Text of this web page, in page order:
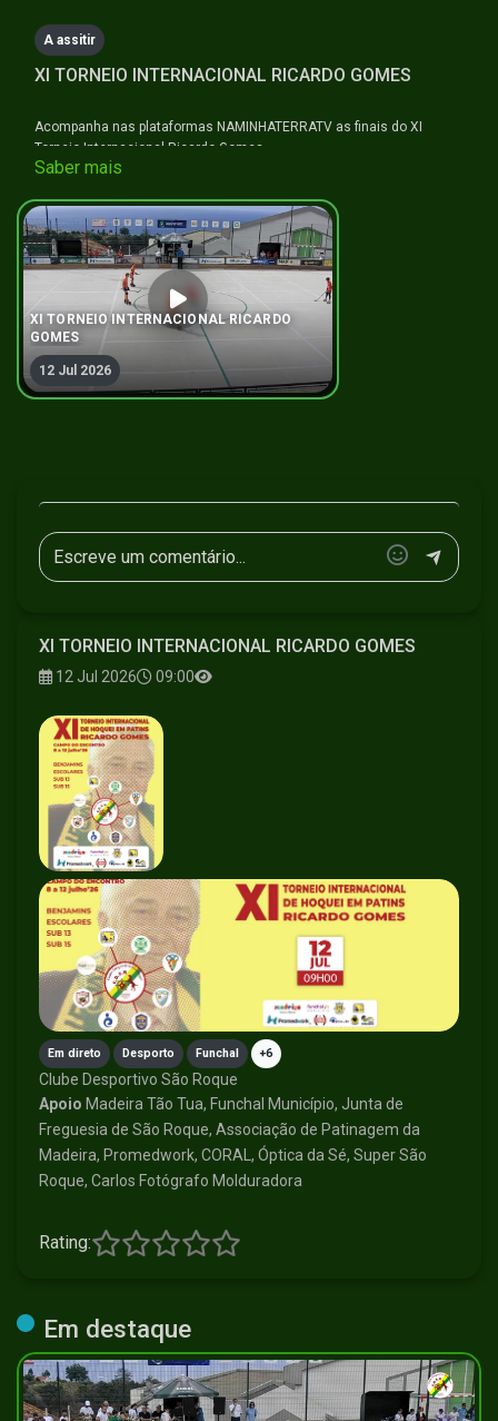
A assitir
XI TORNEIO INTERNACIONAL RICARDO GOMES
Acompanha nas plataformas NAMINHATERRATV as finais do XI
Torneio Internacional Ricardo Gomes.
#hóqueiempatins #naminhaterratv
Saber mais
XI TORNEIO INTERNACIONAL RICARDO
GOMES
12 Jul 2026
XI TORNEIO INTERNACIONAL RICARDO GOMES
12 Jul 2026 09:00
Em direto Desporto Funchal +6
Clube Desportivo São Roque
Apoio Madeira Tão Tua, Funchal Município, Junta de
Freguesia de São Roque, Associação de Patinagem da
Madeira, Promedwork, CORAL, Óptica da Sé, Super São
Roque, Carlos Fotógrafo Molduradora
Rating:
Em destaque